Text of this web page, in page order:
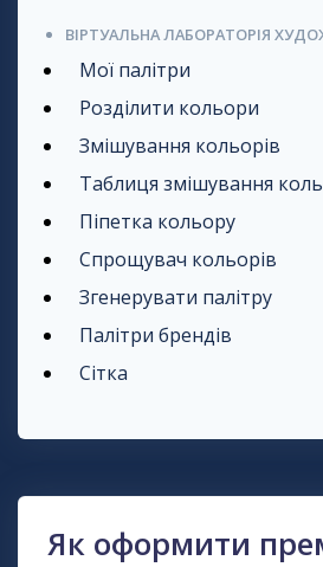
ВІРТУАЛЬНА ЛАБОРАТОРІЯ
Мої палітри
Розділити кольори
Змішування кольорів
Таблиця змішування
Піпетка кольору
Спрощувач кольорів
Згенерувати палітру
Палітри брендів
Сітка
Як оформити